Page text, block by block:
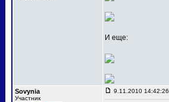
И еще:
Sovynia
Участник
9.11.2010 14:42:26